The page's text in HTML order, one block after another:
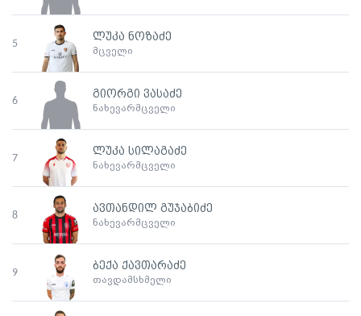
5
ლუკა ნოზაძე
მცველი
6
გიორგი ვასაძე
ნახევარმცველი
7
ლუკა სილაგაძე
ნახევარმცველი
8
ავთანდილ გუჯაბიძე
ნახევარმცველი
9
ბექა ქავთარაძე
თავდამსხმელი